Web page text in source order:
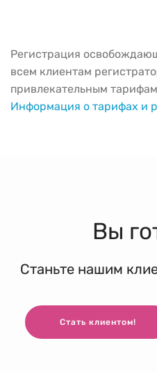
Регистрация
всем клиентам
привлекательным
Информация о тарифах и
Вы
Станьте нашим
Стать клиентом!